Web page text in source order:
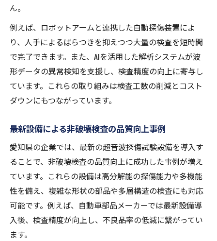
ん。
例えば、ロボットアームと連携した自動探傷装置によ
り、人手によるばらつきを抑えつつ大量の検査を短時間
で完了できます。また、AIを活用した解析システムが波
形データの異常検知を支援し、検査精度の向上に寄与し
ています。これらの取り組みは検査工数の削減とコスト
ダウンにもつながっています。
最新設備による非破壊検査の品質向上事例
愛知県の企業では、最新の超音波探傷試験設備を導入す
ることで、非破壊検査の品質向上に成功した事例が増え
ています。これらの設備は高分解能の探傷能力や多機能
性を備え、複雑な形状の部品や多層構造の検査にも対応
可能です。例えば、自動車部品メーカーでは最新設備導
入後、検査精度が向上し、不良品率の低減に繋がってい
ます。